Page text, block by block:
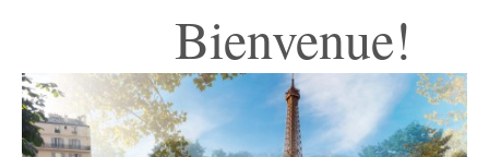
Bienvenue!